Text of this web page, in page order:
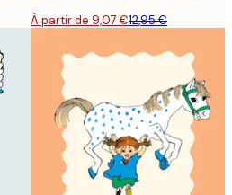
À partir de 9,07 €12,95 €